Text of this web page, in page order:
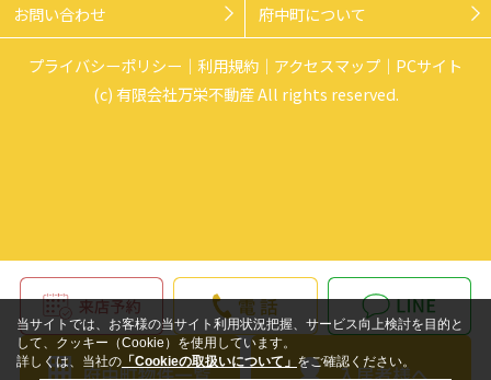
お問い合わせ 府中町について
プライバシーポリシー 利用規約 アクセスマップ
PCサイト
(c) 有限会社万栄不動産 All rights reserved.
当サイトでは、お客様の当サイト利用状況把握、サービス向上検討を目的と
して、クッキー（Cookie）を使用しています。
詳しくは、当社の 「Cookieの取扱いについて」 をご確認ください。